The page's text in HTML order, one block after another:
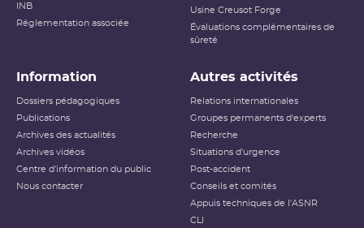
INB
Réglementation associée
Usine Creusot Forge
Évaluations complémentaires de
sûreté
Information
Dossiers pédagogiques
Publications
Archives des actualités
Archives vidéos
Centre d'information du public
Nous contacter
Autres activités
Relations internationales
Groupes permanents d'experts
Recherche
Situations d'urgence
Post-accident
Conseils et comités
Appuis techniques de l'ASNR
CLI